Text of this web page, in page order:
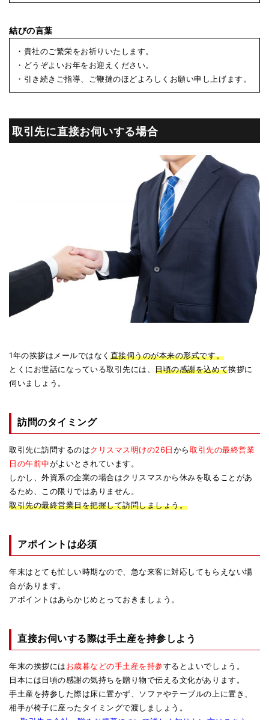
結びの言葉
・貴社のご繁栄をお祈りいたします。
・どうぞよいお年をお迎えください。
・引き続きご指導、ご鞭撻のほどよろしくお願い申し上げます。
取引先に直接お伺いする場合
1年の挨拶はメールではなく 直接伺うのが本来の形式です。
とくにお世話になっている取引先には、日頃の感謝を込めて挨拶に
伺いましょう。
訪問のタイミング
取引先に訪問するのはクリスマス明けの26日から取引先の最終営業
日の午前中がよいとされています。
しかし、外資系の企業の場合はクリスマスから休みを取ることがあ
るため、この限りではありません。
取引先の最終営業日を把握して訪問しましょう。
アポイントは必須
年末はとても忙しい時期なので、急な来客に対応してもらえない場
合があります。
アポイントはあらかじめとっておきましょう。
直接お伺いする際は手土産を持参しよう
年末の挨拶にはお歳暮などの手土産を持参するとよいでしょう。
日本には日頃の感謝の気持ちを贈り物で伝える文化があります。
手土産を持参した際は床に置かず、ソファやテーブルの上に置き、
相手が椅子に座ったタイミングで渡しましょう。